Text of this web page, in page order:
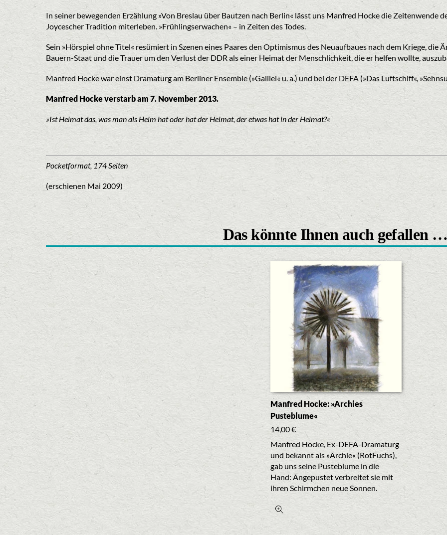
In seiner bewegenden Erzählung »Von Breslau über Bautzen nach Berlin« lässt uns Manfred Hocke die Zeitenwende
Joycescher Tradition miterleben. »Frühlingserwachen« – in Zeiten des Todes.
Sein »Hörspiel ohne Titel« resümiert in Szenen eines Paares den Optimismus des Neuaufbaues nach dem Kriege,
Bauern-Staat und die Trauer um den Verlust der DDR als einer Heimat der Menschlichkeit, die er helfen wollte,
Manfred Hocke war einst Dramaturg am Berliner Ensemble (»Galilei« u. a.) und bei der DEFA (»Das Luftschiff«,
Manfred Hocke verstarb am 7. November 2013.
»Ist Heimat das, was man als Heim hat oder hat der Heimat, der etwas hat in der Heimat?«
Pocketformat, 174 Seiten
(erschienen Mai 2009)
Das könnte Ihnen auch gefallen
Manfred Hocke: »Archies
Pusteblume«
14,00€
Manfred Hocke, Ex-DEFA-Dramaturg
und bekannt als »Archie« (RotFuchs),
gab uns seine Pusteblume in die
Hand: Angepustet verbreitet sie mit
ihren Schirmchen neue Sonnen.